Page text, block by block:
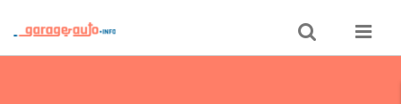
Toggle
search
Toggle